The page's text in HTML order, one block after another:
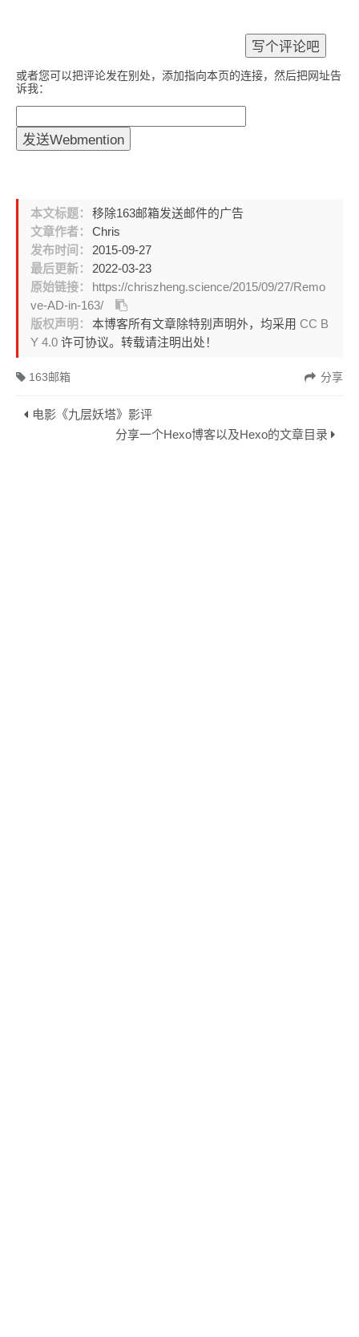
或者您可以把评论发在别处，添加指向本页的连接，然后把网址告
诉我：
本文标题：
移除163邮箱发送邮件的广告
文章作者：
Chris
发布时间：
2015-09-27
最后更新：
2022-03-23
原始链接：
https://chriszheng.science/2015/09/27/Remo
ve-AD-in-163/
版权声明：
本博客所有文章除特别声明外，均采用CC B
Y 4.0许可协议。转载请注明出处！
分享
163邮箱
电影《九层妖塔》影评
分享一个Hexo博客以及Hexo的文章目录